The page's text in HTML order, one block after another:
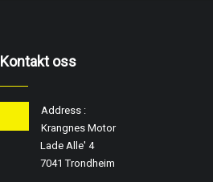
Kontakt oss
Address :
Krangnes Motor
Lade Alle' 4
7041 Trondheim